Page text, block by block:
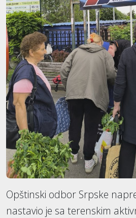
Opštinski odbor Srpske
nastavio je sa terenskim